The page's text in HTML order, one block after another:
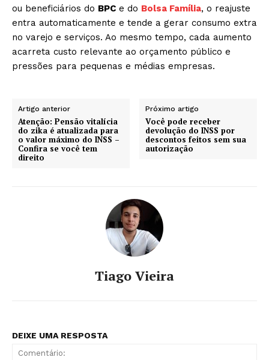
ou beneficiários do BPC e do Bolsa Família, o reajuste
entra automaticamente e tende a gerar consumo extra
no varejo e serviços. Ao mesmo tempo, cada aumento
acarreta custo relevante ao orçamento público e
pressões para pequenas e médias empresas.
Artigo anterior
Atenção: Pensão vitalícia
do zika é atualizada para
o valor máximo do INSS –
Confira se você tem
direito
Próximo artigo
Você pode receber
devolução do INSS por
descontos feitos sem sua
autorização
Tiago Vieira
DEIXE UMA RESPOSTA